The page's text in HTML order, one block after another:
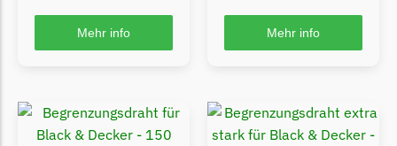
Etesia
Etesia Messer
Eufy
Eufy Messer
Mehr info Mehr info